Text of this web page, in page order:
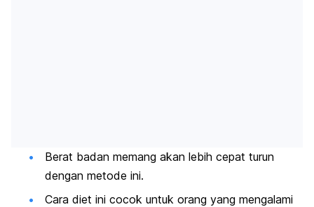
Berat badan memang akan lebih cepat turun
dengan metode ini.
Cara diet ini cocok untuk orang yang mengalami